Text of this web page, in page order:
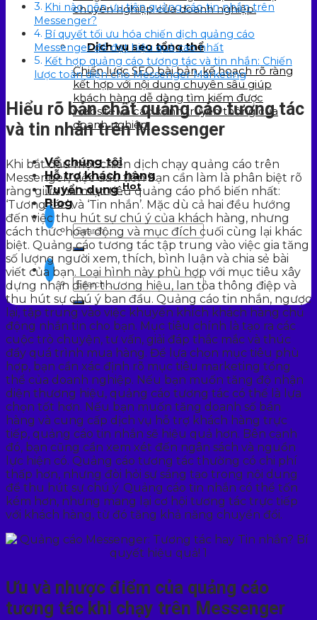
chuyên nghiệp của doanh nghiệp.
Dịch vụ seo tổng thể
Chiến lược SEO bài bản, kế hoạch rõ ràng
kết hợp với nội dung chuyên sâu giúp
khách hàng dễ dàng tìm kiếm được
website và các kênh truyền thông của
doanh nghiệp.
Về chúng tôi
Hỗ trợ khách hàng
Tuyển dụngHot
Blog
Khi nào nên ưu tiên quảng cáo tin nhắn trên
Messenger?
Bí quyết tối ưu hóa chiến dịch quảng cáo
Messenger để đạt hiệu quả cao nhất
Kết hợp quảng cáo tương tác và tin nhắn: Chiến
lược toàn diện cho Messenger Marketing
Hiểu rõ bản chất quảng cáo tương tác
và tin nhắn trên Messenger
Khi bắt đầu một chiến dịch chạy quảng cáo trên
Messenger, việc đầu tiên bạn cần làm là phân biệt rõ
ràng giữa hai mục tiêu quảng cáo phổ biến nhất:
‘Tương tác’ và ‘Tin nhắn’. Mặc dù cả hai đều hướng
đến việc thu hút sự chú ý của khách hàng, nhưng
cách thức hoạt động và mục đích cuối cùng lại khác
biệt. Quảng cáo tương tác tập trung vào việc gia tăng
số lượng người xem, thích, bình luận và chia sẻ bài
viết của bạn. Loại hình này phù hợp với mục tiêu xây
dựng nhận diện thương hiệu, lan tỏa thông điệp và
thu hút sự chú ý ban đầu. Quảng cáo tin nhắn, ngược
lại, tập trung vào việc khuyến khích khách hàng chủ
động nhắn tin cho bạn. Mục tiêu chính là tạo ra các
cuộc trò chuyện, tư vấn, giải đáp thắc mắc và thúc
đẩy quá trình mua hàng. Để lựa chọn mục tiêu phù
hợp, bạn cần xác định rõ mục tiêu marketing tổng
thể của doanh nghiệp. Nếu bạn muốn tăng độ nhận
diện thương hiệu, quảng cáo tương tác có thể là lựa
chọn tốt hơn. Nếu bạn muốn tăng doanh số bán
hàng và cung cấp dịch vụ hỗ trợ khách hàng trực
tiếp, quảng cáo tin nhắn sẽ hiệu quả hơn. Bên cạnh
đó, bạn cũng cần xem xét đến ngân sách và nguồn
lực hiện có. Quảng cáo tương tác thường có chi phí
thấp hơn, nhưng đòi hỏi sự sáng tạo trong nội dung
để thu hút sự chú ý. Quảng cáo tin nhắn có thể tốn
kém hơn, nhưng mang lại cơ hội tương tác trực tiếp
với khách hàng, từ đó tăng khả năng chuyển đổi.
Ưu và nhược điểm của quảng cáo
tương tác khi chạy trên Messenger